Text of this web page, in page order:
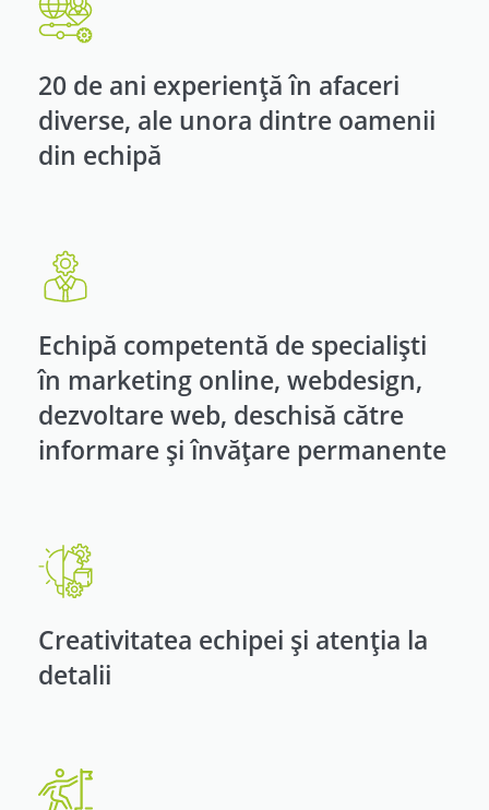
20 de ani experiență în afaceri
diverse, ale unora dintre oamenii
din echipă
Echipă competentă de specialiști
în marketing online, webdesign,
dezvoltare web, deschisă către
informare și învățare permanente
Creativitatea echipei și atenția la
detalii